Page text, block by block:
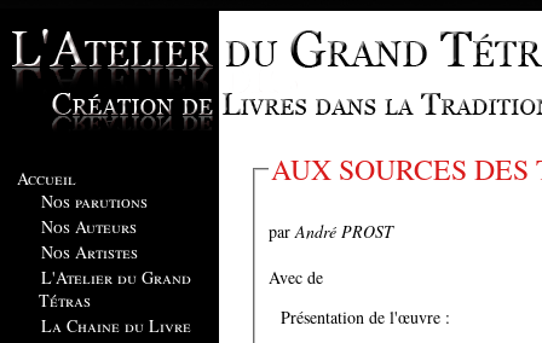
Accueil
Nos parutions
Nos Auteurs
Nos Artistes
L'Atelier du Grand
Tétras
La Chaine du Livre
AUX SOURCES
parAndré PROST
Avec de
Présentation de l'œuvre :